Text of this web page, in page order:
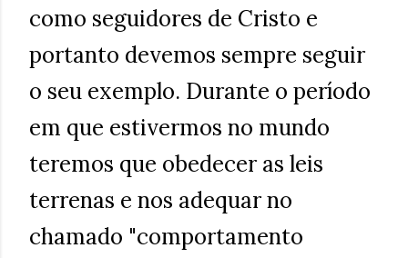
como seguidores de Cristo e
portanto devemos sempre seguir
o seu exemplo. Durante o período
em que estivermos no mundo
teremos que obedecer as leis
terrenas e nos adequar no
chamado "comportamento